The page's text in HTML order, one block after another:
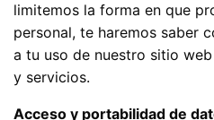
limitemos la forma en que
personal, te haremos saber
a tu uso de nuestro sitio
y servicios.
Acceso y portabilidad de